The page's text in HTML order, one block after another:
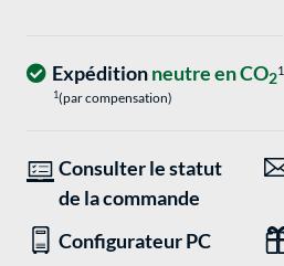
Expéditionneutre en CO21
1(par compensation)
Consulter le statut
de la commande
Configurateur PC